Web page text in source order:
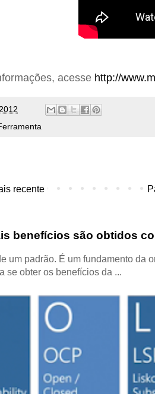
acesse http://
recente
benefícios são obtidos
um padrão. É um fundamento
se obter os benefícios da ...